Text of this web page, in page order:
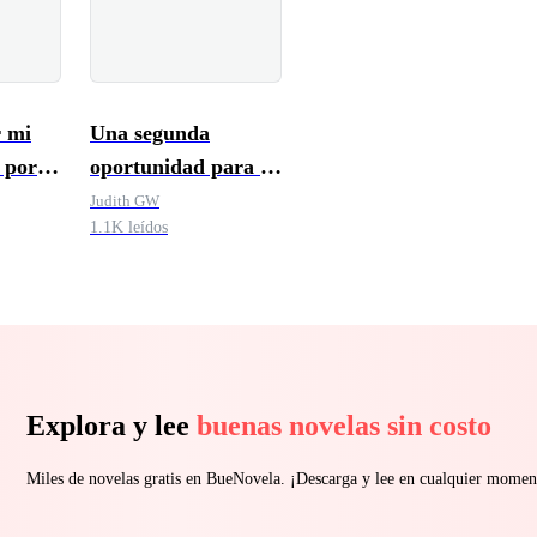
mi
por el
Una segunda
oportunidad para la
Luna estéril
Judith GW
1.1K leídos
Explora y lee buenas novelas sin costo
Miles de novelas gratis en BueNovela. ¡Descarga y lee en cualquier